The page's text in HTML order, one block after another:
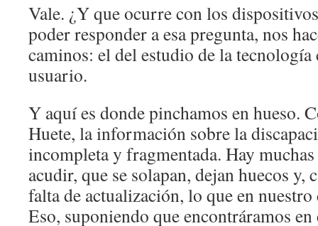
Vale. ¿Y que ocurre con los
poder responder a esa pregunta, nos
caminos: el del estudio de la
usuario.
Y aquí es donde pinchamos en hueso.
Huete, la información sobre la
incompleta y fragmentada. Hay
acudir, que se solapan, dejan huecos y,
falta de actualización, lo que en
Eso, suponiendo que encontráramos